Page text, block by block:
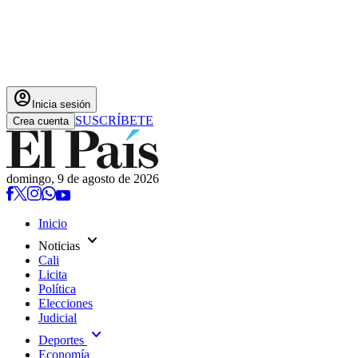
account_circle Inicia sesión
Crea cuenta SUSCRÍBETE
domingo, 9 de agosto de 2026
Inicio
Noticias expand_more
Cali
Licita
Política
Elecciones
Judicial
Deportes expand_more
Economía